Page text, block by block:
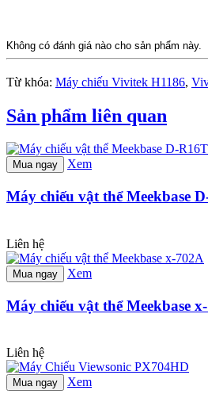
Không có đánh giá nào cho sản phẩm này.
Từ khóa: Máy chiếu Vivitek H1186,
Sản phẩm liên quan
Mua ngay Xem
Máy chiếu vật thể Meekbase
Liên hệ
Mua ngay Xem
Máy chiếu vật thể Meekbase
Liên hệ
Mua ngay Xem